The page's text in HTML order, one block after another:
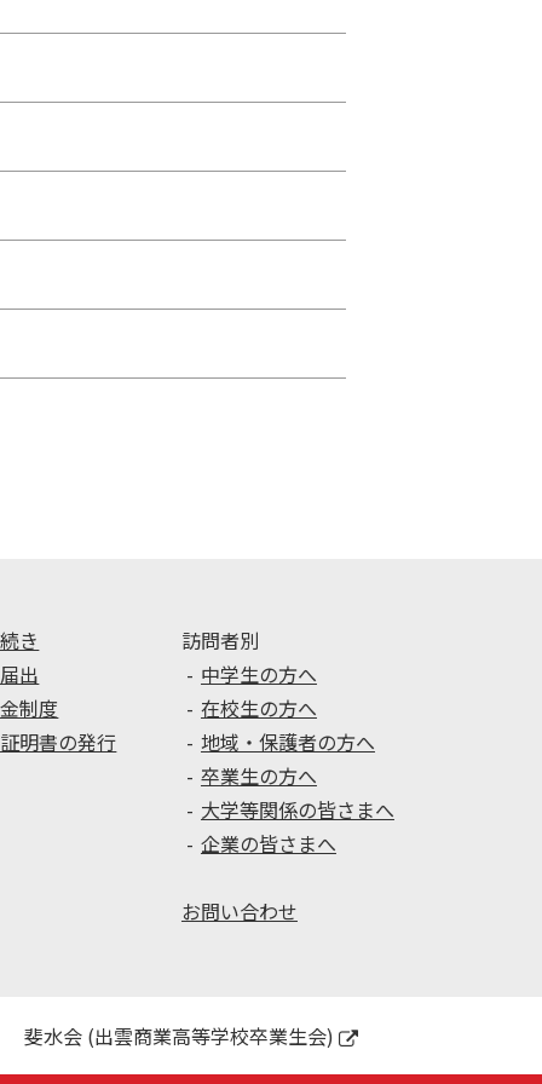
き
出
制度
明書の発行
訪問者別
中学生の方へ
在校生の方へ
地域・保護者の方へ
卒業生の方へ
大学等関係の皆さまへ
企業の皆さまへ
お問い合わせ
斐水会 (出雲商業高等学校卒業生会)